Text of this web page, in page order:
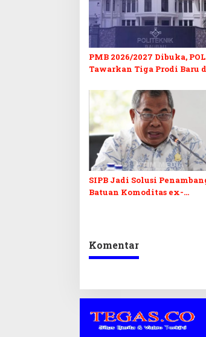
PMB 2026/2027 Dibuka,
Tawarkan Tiga Prodi Baru
SIPB Jadi Solusi
Batuan Komoditas ex-
Komentar